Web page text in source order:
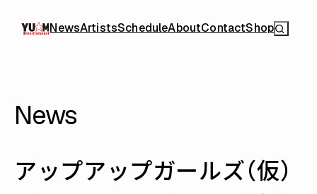
NewsArtistsScheduleAboutContactShop
News
アップアップガールズ（仮）